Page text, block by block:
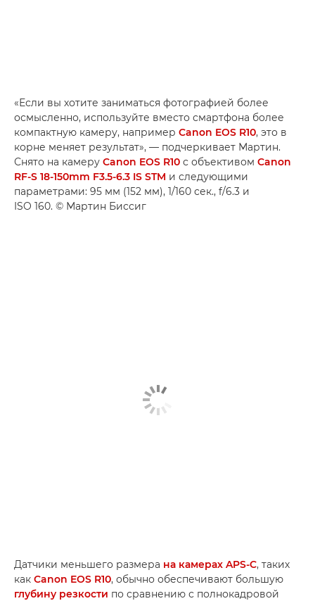
«Если вы хотите заниматься фотографией более
осмысленно, используйте вместо смартфона более
компактную камеру, например Canon EOS R10, это в
корне меняет результат», — подчеркивает Мартин.
Снято на камеру Canon EOS R10 с объективом Canon
RF-S 18-150mm F3.5-6.3 IS STM и следующими
параметрами: 95 мм (152 мм), 1/160 сек., f/6.3 и
ISO 160. © Мартин Биссиг
Датчики меньшего размера на камерах APS-C, таких
как Canon EOS R10, обычно обеспечивают большую
глубину резкости по сравнению с полнокадровой